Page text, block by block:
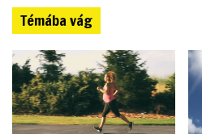
f
á
s
l
e
g
Témába vág